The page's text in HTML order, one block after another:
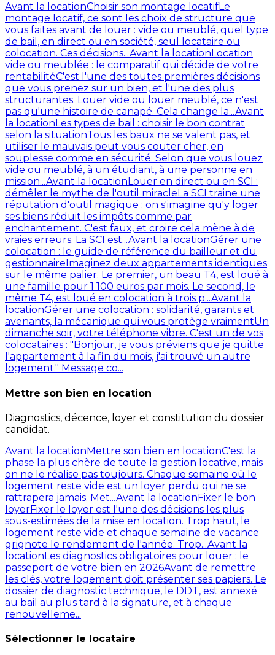
Avant la locationChoisir son montage locatifLe
montage locatif, ce sont les choix de structure que
vous faites avant de louer : vide ou meublé, quel type
de bail, en direct ou en société, seul locataire ou
colocation. Ces décisions...Avant la location Location
vide ou meublée : le comparatif qui décide de votre
rentabilitéC'est l'une des toutes premières décisions
que vous prenez sur un bien, et l'une des plus
structurantes. Louer vide ou louer meublé, ce n'est
pas qu'une histoire de canapé. Cela change la...Avant
la location Les types de bail : choisir le bon contrat
selon la situationTous les baux ne se valent pas, et
utiliser le mauvais peut vous couter cher, en
souplesse comme en sécurité. Selon que vous louez
vide ou meublé, à un étudiant, à une personne en
mission...Avant la location Louer en direct ou en SCI :
démêler le mythe de l'outil miracle La SCI traine une
réputation d'outil magique : on s'imagine qu'y loger
ses biens réduit les impôts comme par
enchantement. C'est faux, et croire cela mène à de
vraies erreurs. La SCI est...Avant la locationGérer une
colocation : le guide de référence du bailleur et du
gestionnaire Imaginez deux appartements identiques
sur le même palier. Le premier, un beau T4, est loué à
une famille pour 1 100 euros par mois. Le second, le
même T4, est loué en colocation à trois p...Avant la
locationGérer une colocation : solidarité, garants et
avenants, la mécanique qui vous protège vraimentUn
dimanche soir, votre téléphone vibre. C'est un de vos
colocataires : "Bonjour, je vous préviens que je quitte
l'appartement à la fin du mois, j'ai trouvé un autre
logement." Message co...
Mettre son bien en location
Diagnostics, décence, loyer et constitution du dossier
candidat.
Avant la locationMettre son bien en locationC'est la
phase la plus chère de toute la gestion locative, mais
on ne le réalise pas toujours. Chaque semaine où le
logement reste vide est un loyer perdu qui ne se
rattrapera jamais. Met...Avant la locationFixer le bon
loyerFixer le loyer est l'une des décisions les plus
sous-estimées de la mise en location. Trop haut, le
logement reste vide et chaque semaine de vacance
grignote le rendement de l'année. Trop...Avant la
locationLes diagnostics obligatoires pour louer : le
passeport de votre bien en 2026Avant de remettre
les clés, votre logement doit présenter ses papiers. Le
dossier de diagnostic technique, le DDT, est annexé
au bail au plus tard à la signature, et à chaque
renouvelleme...
Sélectionner le locataire